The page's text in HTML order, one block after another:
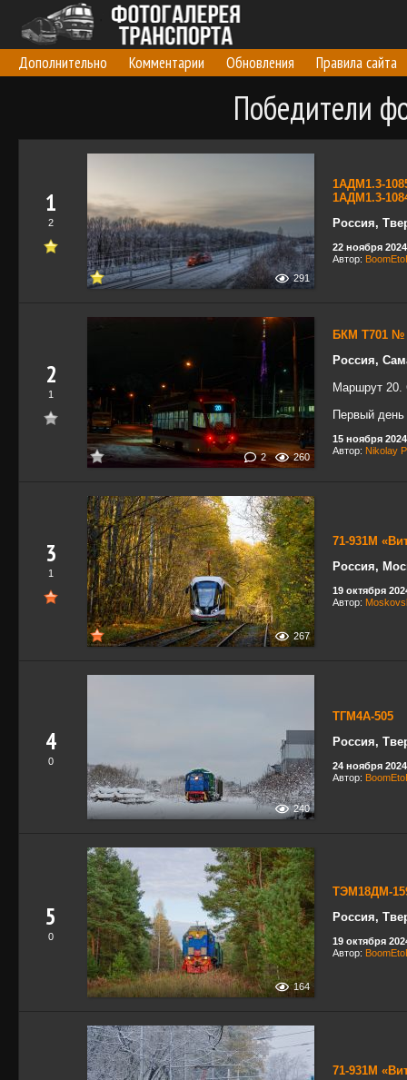
Дополнительно Комментарии Обновления Правила сайта
Победители
1
2
291
1АДМ1.3-
1АДМ1.3-
Россия,
22 ноября 2024
Автор:
2
1
2 260
БКМ Т701 №
Россия,
Маршрут 20.
Первый
15 ноября 2024
Автор: Nikolay
3
1
267
71-931М
Россия,
19 октября
Автор:
4
0
240
ТГМ4А-505
Россия,
24 ноября 2024
Автор:
5
0
164
ТЭМ18ДМ-
Россия,
19 октября
Автор:
71-931М